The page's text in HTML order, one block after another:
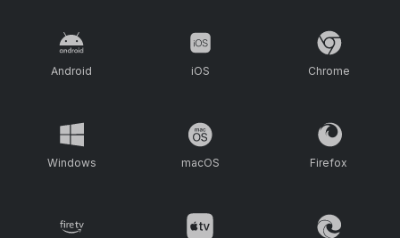
Android iOS Chrome
Windows macOS Firefox